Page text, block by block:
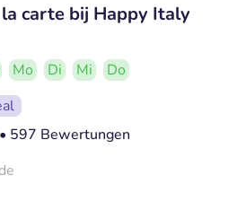
carte bij Happy Italy
Mo Di Mi
Do
• 597 Bewertungen